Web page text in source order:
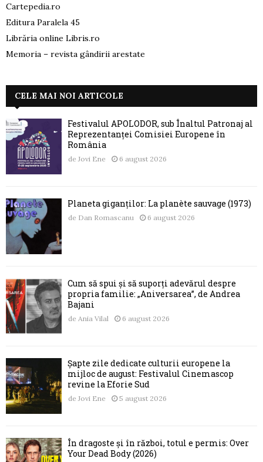
Cartepedia.ro
Editura Paralela 45
Librăria online Libris.ro
Memoria – revista gândirii arestate
CELE MAI NOI ARTICOLE
Festivalul APOLODOR, sub Înaltul Patronaj al
Reprezentanței Comisiei Europene în
România
de Jovi Ene 6 august 2026
Planeta giganților: La planète sauvage (1973)
de Dan Romascanu 6 august 2026
Cum să spui și să suporți adevărul despre
propria familie: „Aniversarea”, de Andrea
Bajani
de Ania Vilal 6 august 2026
Șapte zile dedicate culturii europene la
mijloc de august: Festivalul Cinemascop
revine la Eforie Sud
de Jovi Ene 5 august 2026
În dragoste și în război, totul e permis: Over
Your Dead Body (2026)